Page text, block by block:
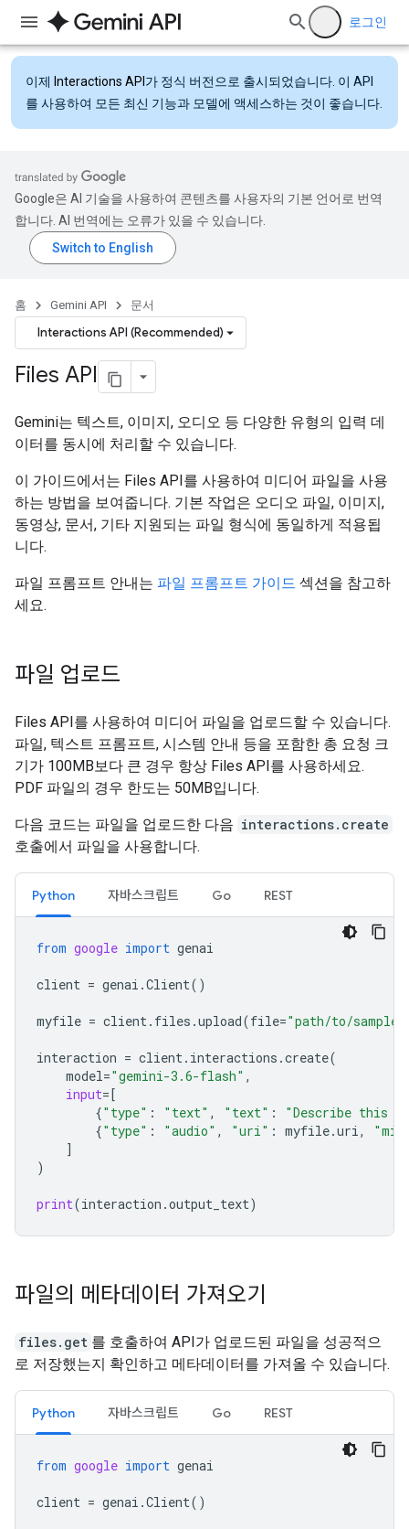
로그인
이제 Interactions API 가 정식 버전으로 출시되었습니다. 이 API
를 사용하여 모든 최신 기능과 모델에 액세스하는 것이 좋습니다.
Google은 AI 기술을 사용하여 콘텐츠를 사용자의 기본 언어로 번역
합니다. AI 번역에는 오류가 있을 수 있습니다.
홈 Gemini API 문서
Interactions API (Recommended)
Files API
Gemini는 텍스트, 이미지, 오디오 등 다양한 유형의 입력 데
이터를 동시에 처리할 수 있습니다.
이 가이드에서는 Files API를 사용하여 미디어 파일을 사용
하는 방법을 보여줍니다. 기본 작업은 오디오 파일, 이미지,
동영상, 문서, 기타 지원되는 파일 형식에 동일하게 적용됩
니다.
파일 프롬프트 안내는 파일 프롬프트 가이드 섹션을 참고하
세요.
파일 업로드
Files API를 사용하여 미디어 파일을 업로드할 수 있습니다.
파일, 텍스트 프롬프트, 시스템 안내 등을 포함한 총 요청 크
기가 100MB보다 큰 경우 항상 Files API를 사용하세요.
PDF 파일의 경우 한도는 50MB입니다.
다음 코드는 파일을 업로드한 다음 interactions.create
호출에서 파일을 사용합니다.
Python 자바스크립트 Go REST
from google import genai
client = genai .Client()
myfile = client. files .upload(file="path/to/
interaction = client. interactions .create(
model="gemini-3.6-flash" ,
input=[
{"type" : "text" , "text" :
"Describe this
{"type" : "audio" , "uri" : myfile.uri,
]
)
print(interaction .output_text)
파일의 메타데이터 가져오기
files.get 를 호출하여 API가 업로드된 파일을 성공적으
로 저장했는지 확인하고 메타데이터를 가져올 수 있습니다.
Python 자바스크립트 Go REST
from google import genai
client = genai .Client()